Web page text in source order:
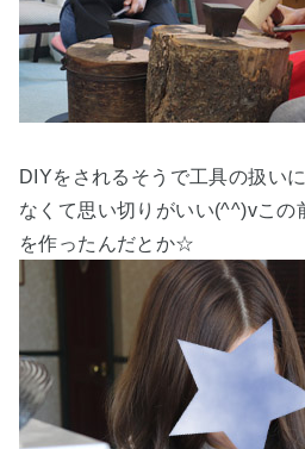
DIYをされるそうで工具の扱い
なくて思い切りがいい(^^)vこの
を作ったんだとか☆